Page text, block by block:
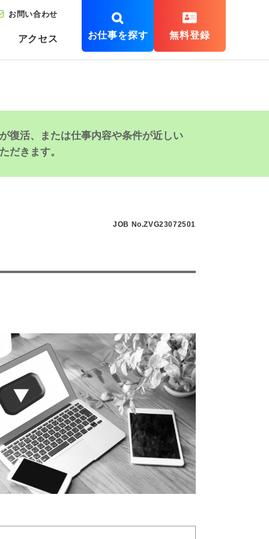
アクセス
お問い合わせ
お仕事を探す 無料登録
復活、または仕事内容や条件が近しい
だきます。
JOB No.ZVG23072501